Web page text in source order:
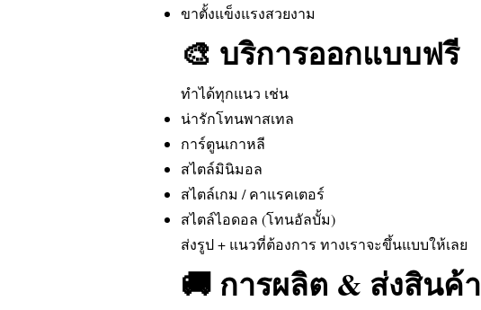
ขาตั้งแข็งแรงสวยงาม
🎨 บริการออกแบบฟรี
ทำได้ทุกแนว เช่น
น่ารักโทนพาสเทล
การ์ตูนเกาหลี
สไตล์มินิมอล
สไตล์เกม / คาแรคเตอร์
สไตล์ไอดอล (โทนอัลบั้ม)
ส่งรูป + แนวที่ต้องการ ทางเราจะขึ้นแบบให้เลย
🚚 การผลิต & ส่งสินค้า